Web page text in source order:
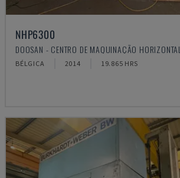
NHP6300
DOOSAN - CENTRO DE MAQUINAÇÃO HORIZONTAL
BÉLGICA 2014 19.865 HRS